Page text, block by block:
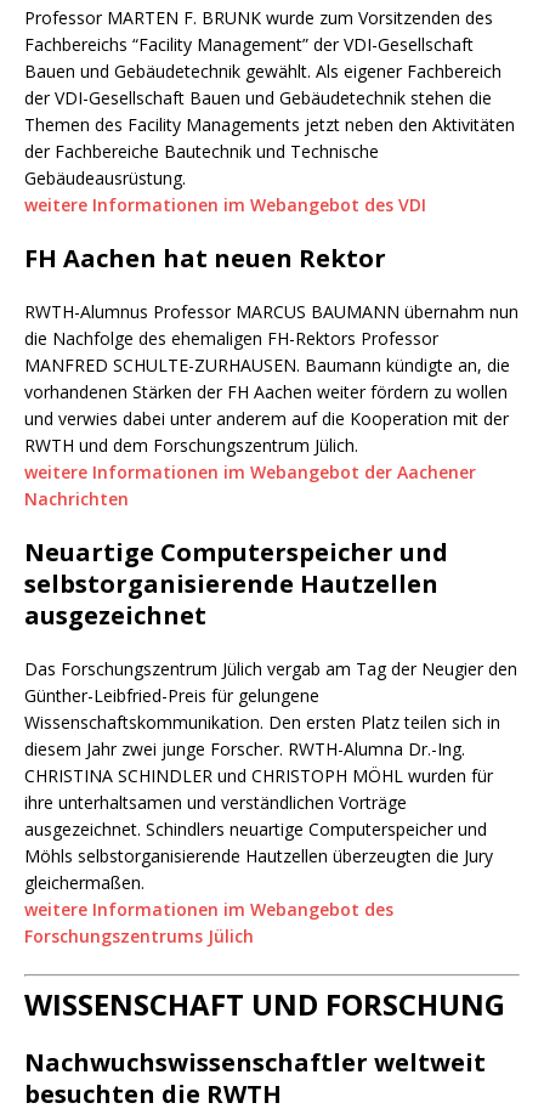
Professor MARTEN F. BRUNK wurde zum Vorsitzenden des
Fachbereichs “Facility Management” der VDI-Gesellschaft
Bauen und Gebäudetechnik gewählt. Als eigener Fachbereich
der VDI-Gesellschaft Bauen und Gebäudetechnik stehen die
Themen des Facility Managements jetzt neben den Aktivitäten
der Fachbereiche Bautechnik und Technische
Gebäudeausrüstung.
weitere Informationen im Webangebot des VDI
FH Aachen hat neuen Rektor
RWTH-Alumnus Professor MARCUS BAUMANN übernahm nun
die Nachfolge des ehemaligen FH-Rektors Professor
MANFRED SCHULTE-ZURHAUSEN. Baumann kündigte an, die
vorhandenen Stärken der FH Aachen weiter fördern zu wollen
und verwies dabei unter anderem auf die Kooperation mit der
RWTH und dem Forschungszentrum Jülich.
weitere Informationen im Webangebot der Aachener
Nachrichten
Neuartige Computerspeicher und
selbstorganisierende Hautzellen
ausgezeichnet
Das Forschungszentrum Jülich vergab am Tag der Neugier den
Günther-Leibfried-Preis für gelungene
Wissenschaftskommunikation. Den ersten Platz teilen sich in
diesem Jahr zwei junge Forscher. RWTH-Alumna Dr.-Ing.
CHRISTINA SCHINDLER und CHRISTOPH MÖHL wurden für
ihre unterhaltsamen und verständlichen Vorträge
ausgezeichnet. Schindlers neuartige Computerspeicher und
Möhls selbstorganisierende Hautzellen überzeugten die Jury
gleichermaßen.
weitere Informationen im Webangebot des
Forschungszentrums Jülich
WISSENSCHAFT UND FORSCHUNG
Nachwuchswissenschaftler weltweit
besuchten die RWTH